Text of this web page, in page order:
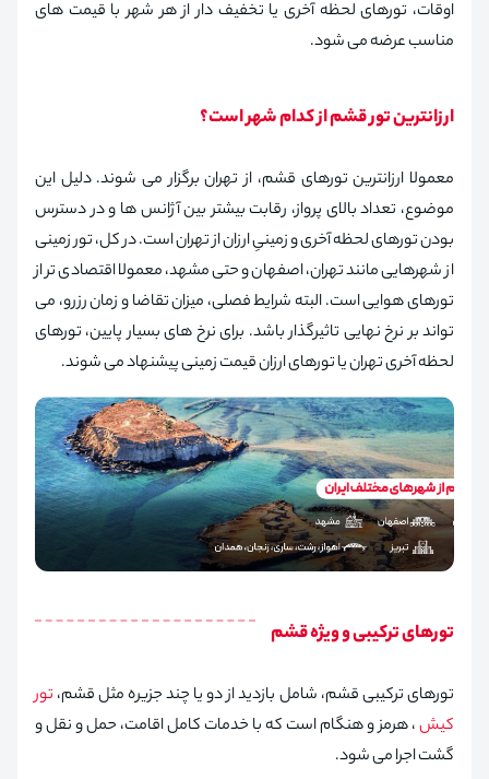
اوقات، تورهای لحظه آخری یا تخفیف دار از هر شهر با قیمت های
مناسب عرضه می شود.
ارزانترین تور قشم از کدام شهر است؟
معمولا ارزانترین تورهای قشم، از تهران برگزار می شوند. دلیل این
موضوع، تعداد بالای پرواز، رقابت بیشتر بین آژانس ها و در دسترس
بودن تورهای لحظه آخری و زمینیِ ارزان از تهران است. در کل، تور زمینی
از شهرهایی مانند تهران، اصفهان و حتی مشهد، معمولا اقتصادی تر از
تورهای هوایی است. البته شرایط فصلی، میزان تقاضا و زمان رزرو، می
تواند بر نرخ نهایی تاثیرگذار باشد. برای نرخ های بسیار پایین، تورهای
لحظه آخری تهران یا تورهای ارزان قیمت زمینی پیشنهاد می شوند.
تورهای ترکیبی و ویژه قشم
تورهای ترکیبی قشم، شامل بازدید از دو یا چند جزیره مثل قشم، تور
کیش، هرمز و هنگام است که با خدمات کامل اقامت، حمل و نقل و
گشت اجرا می شود.